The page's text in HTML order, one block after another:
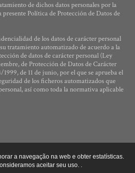
de dichos datos personales por la
presente Política de Protección de Datos de
de los datos de carácter personal
tratamiento automatizado de acuerdo a la
de datos de carácter personal (Ley
de Protección de Datos de Carácter
de 11 de junio, por el que se aprueba el
de los ficheros automatizados que
así como toda la normativa aplicable
a navegação na web e obter estatísticas.
aceitar seu uso. .